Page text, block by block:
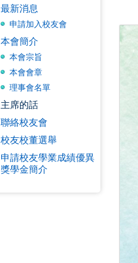
最新消息
申請加入校友會
本會簡介
本會宗旨
本會會章
理事會名單
主席的話
聯絡校友會
校友校董選舉
申請校友學業成績優異
獎學金簡介